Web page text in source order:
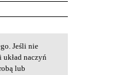
Jeśli nie
naczyń
lub